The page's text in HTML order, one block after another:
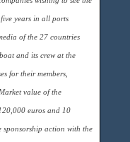
years in all ports
of the 27 countries
and its crew at the
for their members,
value of the
euros and 10
sponsorship action with the